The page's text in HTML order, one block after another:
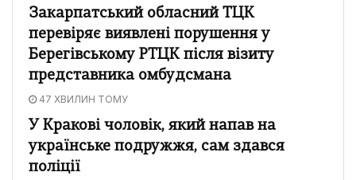
Закарпатський обласний ТЦК
перевіряє виявлені порушення у
Берегівському РТЦК після візиту
представника омбудсмана
47 ХВИЛИН ТОМУ
У Кракові чоловік, який напав на
українське подружжя, сам здався
поліції